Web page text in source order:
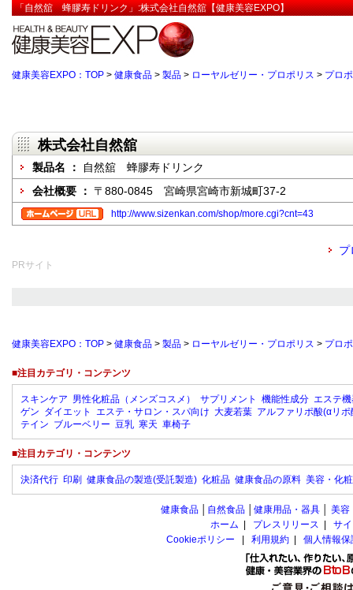
「自然舘 蜂膠寿ドリンク」:株式会社自然舘【健康美容EXPO】
健康美容EXPO：TOP > 健康食品 > 製品 > ローヤルゼリー・プロポリス > プロ
株式会社自然舘
製品名 ：
自然舘 蜂膠寿ドリンク
会社概要 ： 〒880-0845 宮崎県宮崎市新城町37-2
http://www.sizenkan.com/shop/more.cgi?cnt=43
プ
PRサイト
健康美容EXPO：TOP > 健康食品 > 製品 > ローヤルゼリー・プロポリス > プロ
■注目カテゴリ・コンテンツ
スキンケア 男性化粧品（メンズコスメ） サプリメント 機能性成分 エステ
ゲン ダイエット エステ・サロン・スパ向け 大麦若葉 アルファリポ酸(αリポ
テイン ブルーベリー 豆乳 寒天 車椅子
■注目カテゴリ・コンテンツ
決済代行 印刷 健康食品の製造(受託製造) 化粧品 健康食品の原料 美容・化
健康食品 自然食品 健康用品・器具 美容
ホーム
プレスリリース
サ
Cookieポリシー
利用規約 個人情報